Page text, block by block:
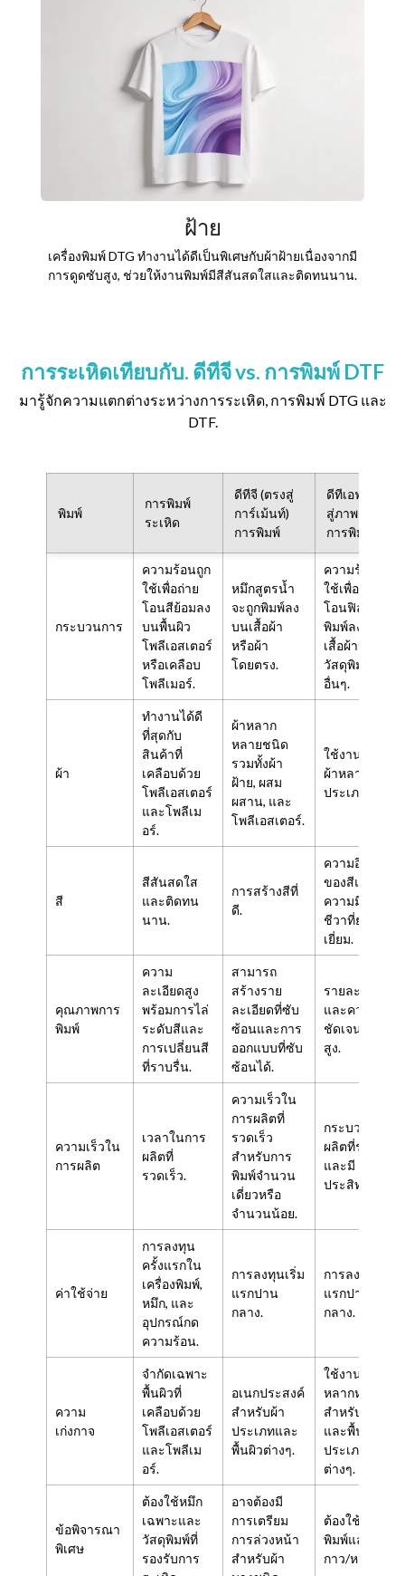
ฝ้าย
เครื่องพิมพ์ DTG ทำงานได้ดีเป็นพิเศษกับผ้าฝ้ายเนื่องจากมี
การดูดซับสูง, ช่วยให้งานพิมพ์มีสีสันสดใสและติดทนนาน.
การระเหิดเทียบกับ. ดีทีจี vs. การพิมพ์ DTF
มารู้จักความแตกต่างระหว่างการระเหิด, การพิมพ์ DTG และ
DTF.
พิมพ์
การพิมพ์
ระเหิด
ดีทีจี (ตรงสู่
การ์เม้นท์)
การพิมพ์
ดีทีเอฟ (ตรง
สู่ภาพยนตร์)
การพิมพ์
กระบวนการ
ความร้อนถูก
ใช้เพื่อถ่าย
โอนสีย้อมลง
บนพื้นผิว
โพลีเอสเตอร์
หรือเคลือบ
โพลีเมอร์.
หมึกสูตรน้ำ
จะถูกพิมพ์ลง
บนเสื้อผ้า
หรือผ้า
โดยตรง.
ความร้อนถูก
ใช้เพื่อถ่าย
โอนฟิล์มที่
พิมพ์ลงบน
เสื้อผ้าหรือ
วัสดุพิมพ์
อื่นๆ.
ผ้า
ทำงานได้ดี
ที่สุดกับ
สินค้าที่
เคลือบด้วย
โพลีเอสเตอร์
และโพลีเม
อร์.
ผ้าหลาก
หลายชนิด
รวมทั้งผ้า
ฝ้าย, ผสม
ผสาน, และ
โพลีเอสเตอร์.
ใช้งานได้กับ
ผ้าหลาย
ประเภท.
สี
สีสันสดใส
และติดทน
นาน.
การสร้างสีที่
ดี.
ความอิ่มตัว
ของสีและ
ความมีชีวิต
ชีวาที่ยอด
เยี่ยม.
คุณภาพการ
พิมพ์
ความ
ละเอียดสูง
พร้อมการไล่
ระดับสีและ
การเปลี่ยนสี
ที่ราบรื่น.
สามารถ
สร้างราย
ละเอียดที่ซับ
ซ้อนและการ
ออกแบบที่ซับ
ซ้อนได้.
รายละเอียด
และความ
ชัดเจนระดับ
สูง.
ความเร็วใน
การผลิต
เวลาในการ
ผลิตที่
รวดเร็ว.
ความเร็วใน
การผลิตที่
รวดเร็ว
สำหรับการ
พิมพ์จำนวน
เดี่ยวหรือ
จำนวนน้อย.
กระบวนการ
ผลิตที่รวดเร็ว
และมี
ประสิทธิภาพ.
ค่าใช้จ่าย
การลงทุน
ครั้งแรกใน
เครื่องพิมพ์,
หมึก, และ
อุปกรณ์กด
ความร้อน.
การลงทุนเริ่ม
แรกปาน
กลาง.
การลงทุนเริ่ม
แรกปาน
กลาง.
ความ
เก่งกาจ
จำกัดเฉพาะ
พื้นผิวที่
เคลือบด้วย
โพลีเอสเตอร์
และโพลีเม
อร์.
อเนกประสงค์
สำหรับผ้า
ประเภทและ
พื้นผิวต่างๆ.
ใช้งานได้
หลากหลาย
สำหรับผ้า
และพื้นผิว
ประเภท
ต่างๆ.
ข้อพิจารณา
พิเศษ
ต้องใช้หมึก
เฉพาะและ
วัสดุพิมพ์ที่
รองรับการ
อาจต้องมี
การเตรียม
การล่วงหน้า
สำหรับผ้า
ต้องใช้ฟิล์ม
พิมพ์และผง
กาว/หมึก.